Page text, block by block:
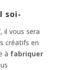
soi-
il vous sera
créatifs en
à fabriquer